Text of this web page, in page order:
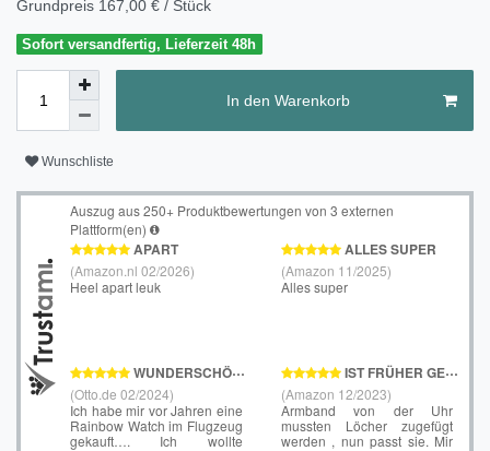
Grundpreis 167,00 € / Stück
Sofort versandfertig, Lieferzeit 48h
In den Warenkorb
Wunschliste